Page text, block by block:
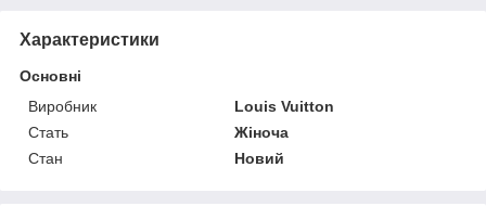
Характеристики
Основні
Виробник
Louis Vuitton
Стать
Жіноча
Стан
Новий